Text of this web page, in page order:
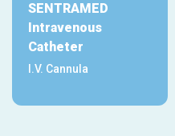
SENTRAMED
Intravenous
Catheter
I.V. Cannula